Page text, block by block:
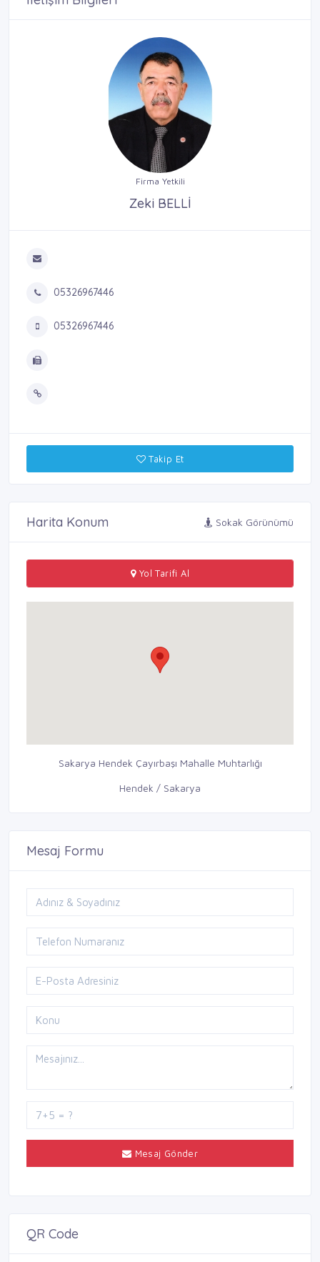
Firma Yetkili
Zeki BELLİ
05326967446
05326967446
Takip Et
Harita Konum Sokak Görünümü
Yol Tarifi Al
Sakarya Hendek Çayırbaşı Mahalle Muhtarlığı
Hendek / Sakarya
Mesaj Formu
Mesaj Gönder
QR Code